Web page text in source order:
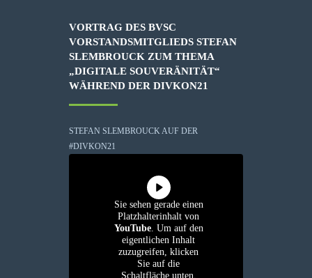
VORTRAG DES BVSC
VORSTANDSMITGLIEDS STEFAN
SLEMBROUCK ZUM THEMA
„DIGITALE SOUVERÄNITÄT“
WÄHREND DER DIVKON21
STEFAN SLEMBROUCK AUF DER
#DIVKON21
Sie sehen gerade einen
Platzhalterinhalt von
YouTube. Um auf den
eigentlichen Inhalt
zuzugreifen, klicken
Sie auf die
Schaltfläche unten.